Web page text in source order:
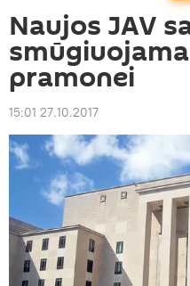
Naujos JAV
pramonei
15:01 27.10.2017